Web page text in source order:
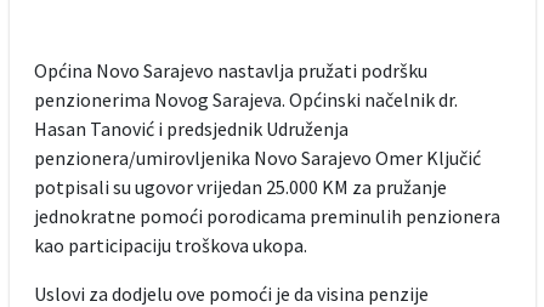
Općina Novo Sarajevo nastavlja pružati podršku
penzionerima Novog Sarajeva. Općinski načelnik dr.
Hasan Tanović i predsjednik Udruženja
penzionera/umirovljenika Novo Sarajevo Omer Ključić
potpisali su ugovor vrijedan 25.000 KM za pružanje
jednokratne pomoći porodicama preminulih penzionera
kao participaciju troškova ukopa.
Uslovi za dodjelu ove pomoći je da visina penzije